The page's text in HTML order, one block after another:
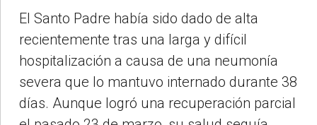
El Santo Padre había sido dado de alta
recientemente tras una larga y difícil
hospitalización a causa de una neumonía
severa que lo mantuvo internado durante 38
días. Aunque logró una recuperación parcial